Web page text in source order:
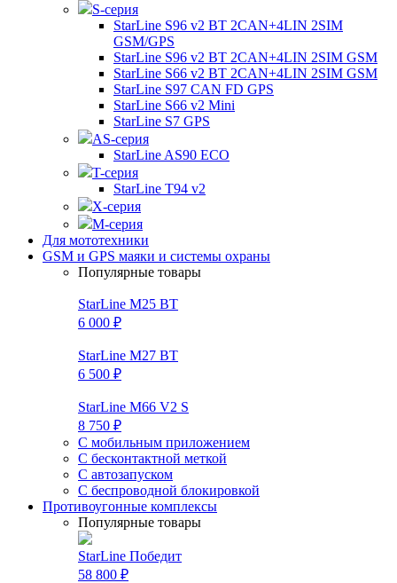
S-серия
StarLine S96 v2 BT 2CAN+4LIN 2SIM
GSM/GPS
StarLine S96 v2 BT 2CAN+4LIN 2SIM GSM
StarLine S66 v2 BT 2CAN+4LIN 2SIM GSM
StarLine S97 CAN FD GPS
StarLine S66 v2 Mini
StarLine S7 GPS
AS-серия
StarLine AS90 ECO
T-серия
StarLine T94 v2
X-серия
M-серия
Для мототехники
GSM и GPS маяки и системы охраны
Популярные товары
StarLine M25 BT
6 000 ₽
StarLine M27 BT
6 500 ₽
StarLine M66 V2 S
8 750 ₽
С мобильным приложением
С бесконтактной меткой
С автозапуском
С беспроводной блокировкой
Противоугонные комплексы
Популярные товары
StarLine Победит
58 800 ₽